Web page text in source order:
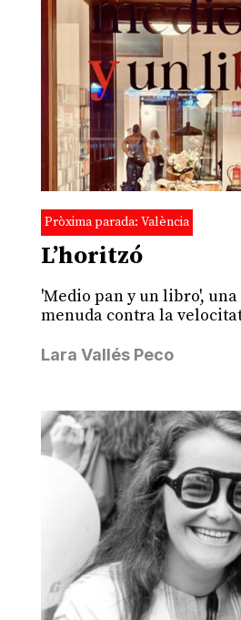
Pròxima parada: València
L’horitzó
'Medio pan y un libro',
menuda contra la
Lara Vallés Peco